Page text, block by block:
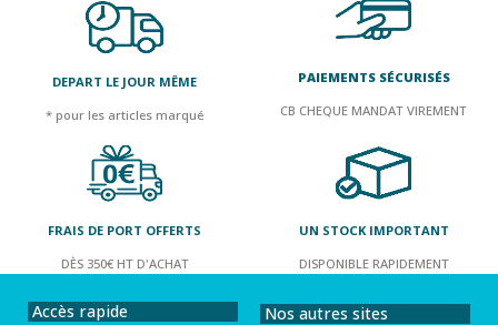
DEPART LE JOUR MÊME
* pour les articles marqué
PAIEMENTS SÉCURISÉS
CB CHEQUE MANDAT VIREMENT
FRAIS DE PORT OFFERTS
DÈS 350€ HT D'ACHAT
UN STOCK IMPORTANT
DISPONIBLE RAPIDEMENT
Accès rapide Nos autres sites